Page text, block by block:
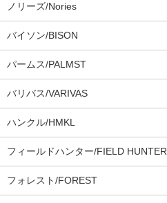
ノリーズ/Nories
バイソン/BISON
パームス/PALMST
バリバス/VARIVAS
ハンクル/HMKL
フィールドハンター/FIELD HUNTER
フォレスト/FOREST